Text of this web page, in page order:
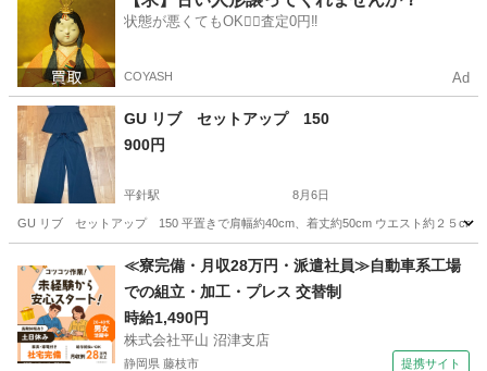
状態が悪くてもOK🙆‍♀️査定0円‼️
COYASH Ad
GU リブ セットアップ 150
900円
平針駅 8月6日
GU リブ セットアップ 150 平置きで肩幅約40cm、着丈約50cm ウエスト約２５cm
平針駅 その他
≪寮完備・月収28万円・派遣社員≫自動車系工場
での組立・加工・プレス 交替制
時給1,490円
株式会社平山 沼津支店
静岡県 藤枝市 提携サイト